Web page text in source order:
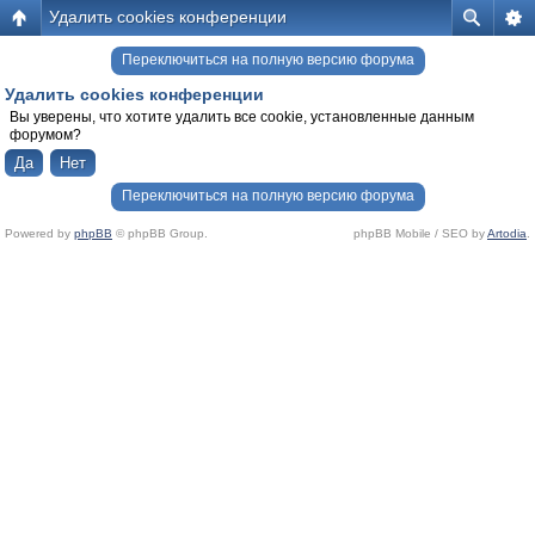
Удалить cookies конференции
Переключиться на полную версию форума
Удалить cookies конференции
Вы уверены, что хотите удалить все cookie, установленные данным
форумом?
Переключиться на полную версию форума
Powered by phpBB © phpBB Group. phpBB Mobile / SEO byArtodia